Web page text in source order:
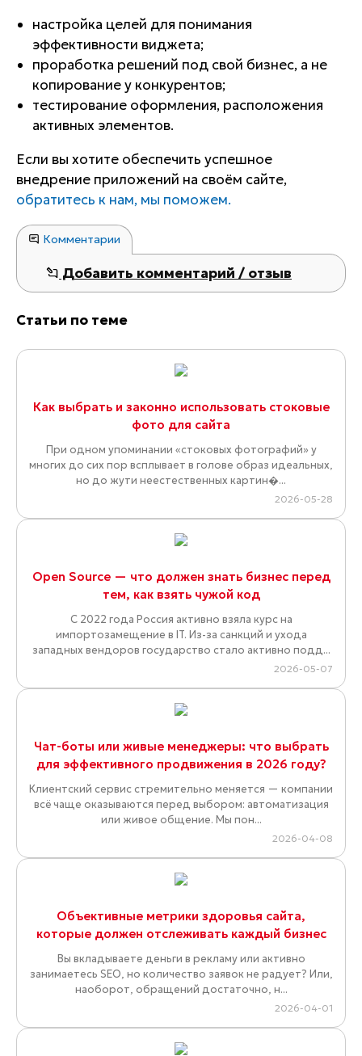
настройка целей для понимания
эффективности виджета;
проработка решений под свой бизнес, а не
копирование у конкурентов;
тестирование оформления, расположения
активных элементов.
Если вы хотите обеспечить успешное
внедрение приложений на своём сайте,
обратитесь к нам, мы поможем.
Комментарии
Добавить комментарий / отзыв
Статьи по теме
Как выбрать и законно использовать стоковые
фото для сайта
При одном упоминании «стоковых фотографий» у
многих до сих пор всплывает в голове образ идеальных,
но до жути неестественных картин�...
2026-05-28
Open Source — что должен знать бизнес перед
тем, как взять чужой код
С 2022 года Россия активно взяла курс на
импортозамещение в IT. Из-за санкций и ухода
западных вендоров государство стало активно подд...
2026-05-07
Чат-боты или живые менеджеры: что выбрать
для эффективного продвижения в 2026 году?
Клиентский сервис стремительно меняется — компании
всё чаще оказываются перед выбором: автоматизация
или живое общение. Мы пон...
2026-04-08
Объективные метрики здоровья сайта,
которые должен отслеживать каждый бизнес
Вы вкладываете деньги в рекламу или активно
занимаетесь SEO, но количество заявок не радует? Или,
наоборот, обращений достаточно, н...
2026-04-01